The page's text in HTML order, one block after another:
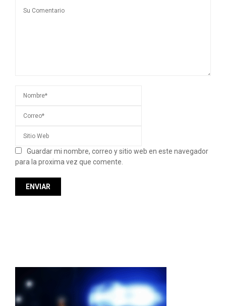
Guardar mi nombre, correo y sitio web en este navegador
para la proxima vez que comente.